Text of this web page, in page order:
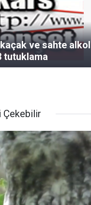
kaçak ve sahte alkol
tutuklama
Çekebilir